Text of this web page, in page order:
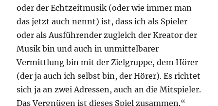
oder der Echtzeitmusik (oder wie immer man
das jetzt auch nennt) ist, dass ich als Spieler
oder als Ausführender zugleich der Kreator der
Musik bin und auch in unmittelbarer
Vermittlung bin mit der Zielgruppe, dem Hörer
(der ja auch ich selbst bin, der Hörer). Es richtet
sich ja an zwei Adressen, auch an die Mitspieler.
Das Vergnügen ist dieses Spiel zusammen.“